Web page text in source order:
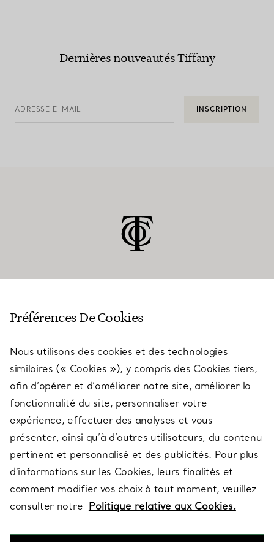
Dernières nouveautés Tiffany
ADRESSE E-MAIL INSCRIPTION
SERVICES
À PROPOS
QUESTIONS LÉGALES
SUIVEZ-NOUS
Préférences De Cookies
Nous utilisons des cookies et des technologies
similaires (« Cookies »), y compris des Cookies tiers,
afin d’opérer et d’améliorer notre site, améliorer la
fonctionnalité du site, personnaliser votre
expérience, effectuer des analyses et vous
présenter, ainsi qu’à d’autres utilisateurs, du contenu
pertinent et personnalisé et des publicités. Pour plus
d’informations sur les Cookies, leurs finalités et
comment modifier vos choix à tout moment, veuillez
consulter notre Politique relative aux Cookies.